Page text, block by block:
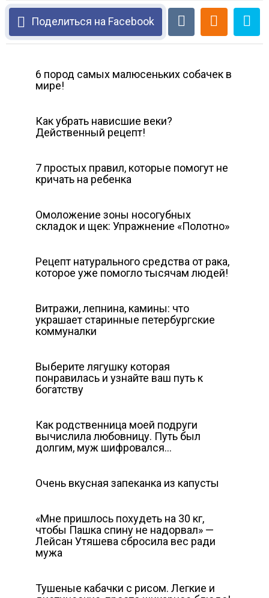
Поделиться на Facebook
6 пород самых малюсеньких собачек в
мире!
Как убрать нависшие веки?
Действенный рецепт!
7 простых правил, которые помогут не
кричать на ребенка
Омоложение зоны носогубных
складок и щек: Упражнение «Полотно»
Рецепт натурального средства от рака,
которое уже помогло тысячам людей!
Витражи, лепнина, камины: что
украшает старинные петербургские
коммуналки
Выберите лягушку которая
понравилась и узнайте ваш путь к
богатству
Как родственница моей подруги
вычислила любовницу. Путь был
долгим, муж шифровался…
Очень вкусная запеканка из капусты
«Мне пришлось похудеть на 30 кг,
чтобы Пашка спину не надорвал» —
Лейсан Утяшева сбросила вес ради
мужа
Тушеные кабачки с рисом. Легкие и